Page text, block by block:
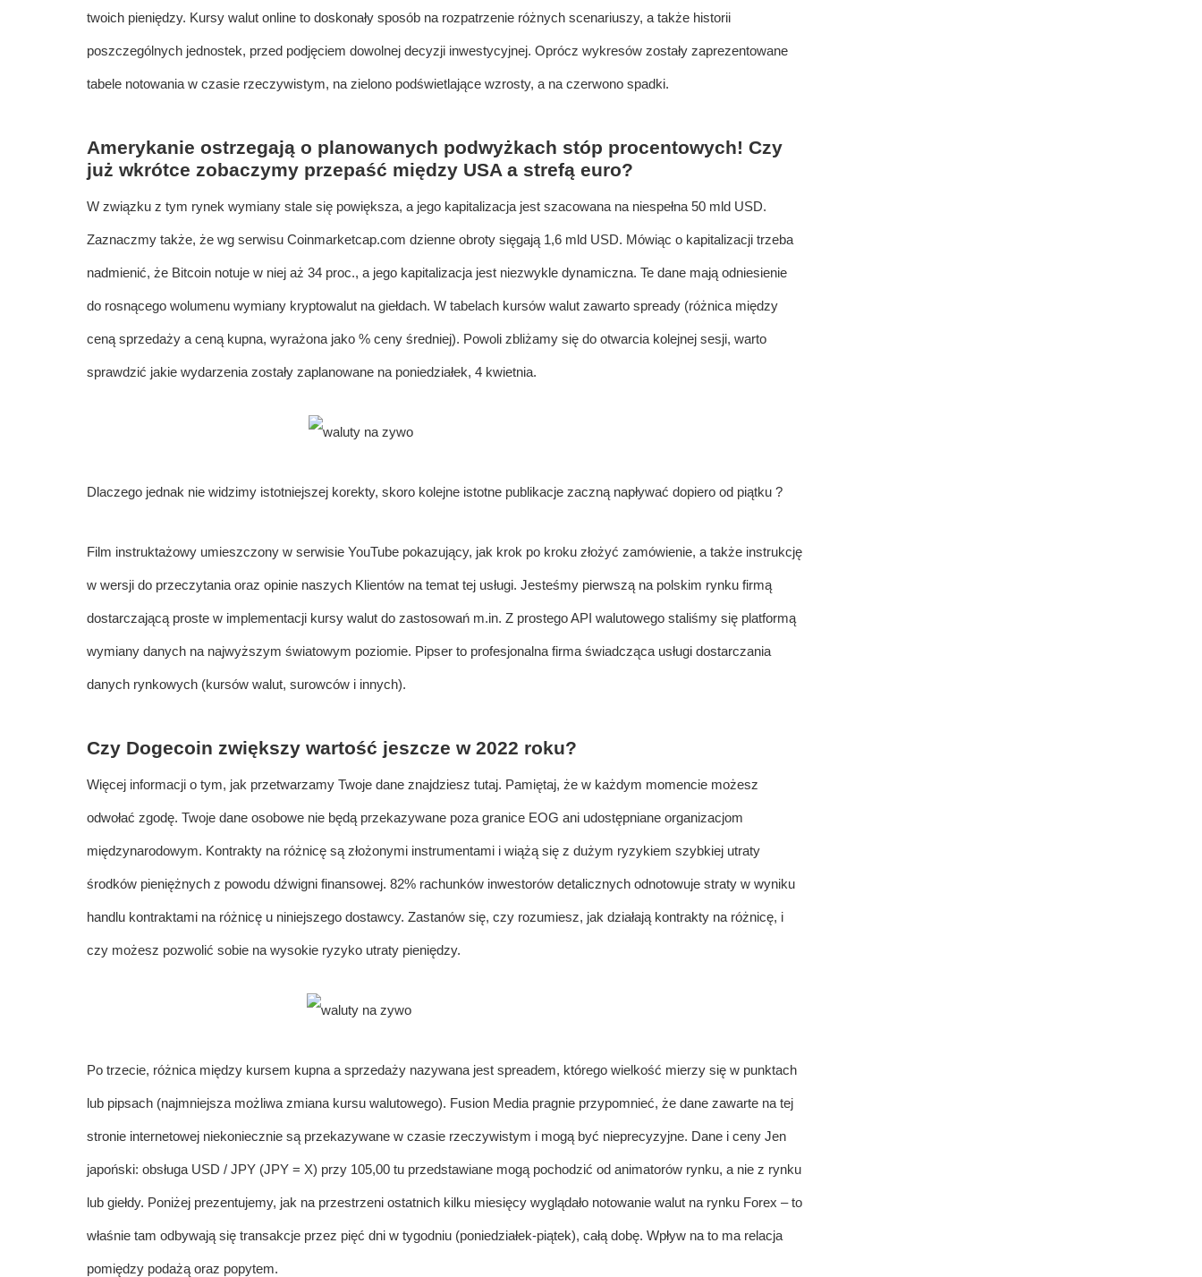
twoich pieniędzy. Kursy walut online to doskonały sposób na rozpatrzenie różnych scenariuszy, a także historii
poszczególnych jednostek, przed podjęciem dowolnej decyzji inwestycyjnej. Oprócz wykresów zostały zaprezentowane
tabele notowania w czasie rzeczywistym, na zielono podświetlające wzrosty, a na czerwono spadki.
Amerykanie ostrzegają o planowanych podwyżkach stóp procentowych! Czy
już wkrótce zobaczymy przepaść między USA a strefą euro?
W związku z tym rynek wymiany stale się powiększa, a jego kapitalizacja jest szacowana na niespełna 50 mld USD.
Zaznaczmy także, że wg serwisu Coinmarketcap.com dzienne obroty sięgają 1,6 mld USD. Mówiąc o kapitalizacji trzeba
nadmienić, że Bitcoin notuje w niej aż 34 proc., a jego kapitalizacja jest niezwykle dynamiczna. Te dane mają odniesienie
do rosnącego wolumenu wymiany kryptowalut na giełdach. W tabelach kursów walut zawarto spready (różnica między
ceną sprzedaży a ceną kupna, wyrażona jako % ceny średniej). Powoli zbliżamy się do otwarcia kolejnej sesji, warto
sprawdzić jakie wydarzenia zostały zaplanowane na poniedziałek, 4 kwietnia.
Dlaczego jednak nie widzimy istotniejszej korekty, skoro kolejne istotne publikacje zaczną napływać dopiero od piątku ?
Film instruktażowy umieszczony w serwisie YouTube pokazujący, jak krok po kroku złożyć zamówienie, a także instrukcję
w wersji do przeczytania oraz opinie naszych Klientów na temat tej usługi. Jesteśmy pierwszą na polskim rynku firmą
dostarczającą proste w implementacji kursy walut do zastosowań m.in. Z prostego API walutowego staliśmy się platformą
wymiany danych na najwyższym światowym poziomie. Pipser to profesjonalna firma świadcząca usługi dostarczania
danych rynkowych (kursów walut, surowców i innych).
Czy Dogecoin zwiększy wartość jeszcze w 2022 roku?
Więcej informacji o tym, jak przetwarzamy Twoje dane znajdziesz tutaj. Pamiętaj, że w każdym momencie możesz
odwołać zgodę. Twoje dane osobowe nie będą przekazywane poza granice EOG ani udostępniane organizacjom
międzynarodowym. Kontrakty na różnicę są złożonymi instrumentami i wiążą się z dużym ryzykiem szybkiej utraty
środków pieniężnych z powodu dźwigni finansowej. 82% rachunków inwestorów detalicznych odnotowuje straty w wyniku
handlu kontraktami na różnicę u niniejszego dostawcy. Zastanów się, czy rozumiesz, jak działają kontrakty na różnicę, i
czy możesz pozwolić sobie na wysokie ryzyko utraty pieniędzy.
Po trzecie, różnica między kursem kupna a sprzedaży nazywana jest spreadem, którego wielkość mierzy się w punktach
lub pipsach (najmniejsza możliwa zmiana kursu walutowego). Fusion Media pragnie przypomnieć, że dane zawarte na tej
stronie internetowej niekoniecznie są przekazywane w czasie rzeczywistym i mogą być nieprecyzyjne. Dane i ceny Jen
japoński: obsługa USD / JPY (JPY = X) przy 105,00 tu przedstawiane mogą pochodzić od animatorów rynku, a nie z rynku
lub giełdy. Poniżej prezentujemy, jak na przestrzeni ostatnich kilku miesięcy wyglądało notowanie walut na rynku Forex – to
właśnie tam odbywają się transakcje przez pięć dni w tygodniu (poniedziałek-piątek), całą dobę. Wpływ na to ma relacja
pomiędzy podażą oraz popytem.